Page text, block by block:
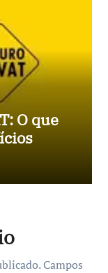
O que
Campos